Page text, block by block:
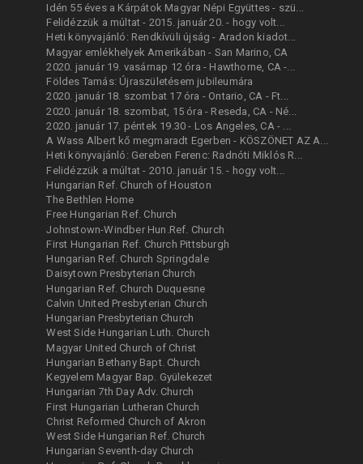
Idén 55 éves a Kárpátok Magyar Népi Együttes - szü...
Felidézzük a múltat - 2015. január 20. - hogy volt...
Heti könyvajánló: Rendkívüli újság - Aradon kiadot...
Magyar emlékhelyek Amerikában - San Marino, CA
2020. január 19. vasárnap 12 óra - Hawthorne, CA -...
Földes Tamás: Újraszületésem jubileumára
2020. január 18. szombat 17 óra - Ontario, CA - Ft...
2020. január 18. szombat, 15 óra - Reseda, CA - Né...
2020. január 17. péntek 19.30 - Los Angeles, CA - ...
A Wass Albert kő megmaradt Egerben - KÖSZÖNET AZ A...
Heti könyvajánló: Gereben Ferenc: Radnóti Miklós R...
Felidézzük a múltat - 2010. január 15. - hogy volt...
Hungarian Ref. Church of Houston
The Bethlen Home
Free Hungarian Ref. Church
Johnstown-Windber Hun.Ref. Church
First Hungarian Ref. Church Pittsburgh
Hungarian Ref. Church Springdale
Daisytown Presbyterian Church
Hungarian Ref. Church Duquesne
Calvin United Presbyterian Church
Hungarian Presbyterian Church
West Side Hungarian Luth. Church
Magyar United Church of Christ
Hungarian Bethany Bapt. Church
Kegyelem Magyar Bap. Gyülekezet
Hungarian 7th Day Adv. Church
First Hungarian Lutheran Church
Christ Reformed Church of Akron
West Side Hungarian Ref. Church
Hungarian Seventh-day Church